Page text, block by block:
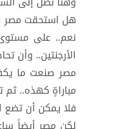
هل استحقت مصر
نعم.. على
الأرجنتين.. وأن
مصر صنعت ما
مباراةٍ كهذه..
فلا يمكن أن تضع